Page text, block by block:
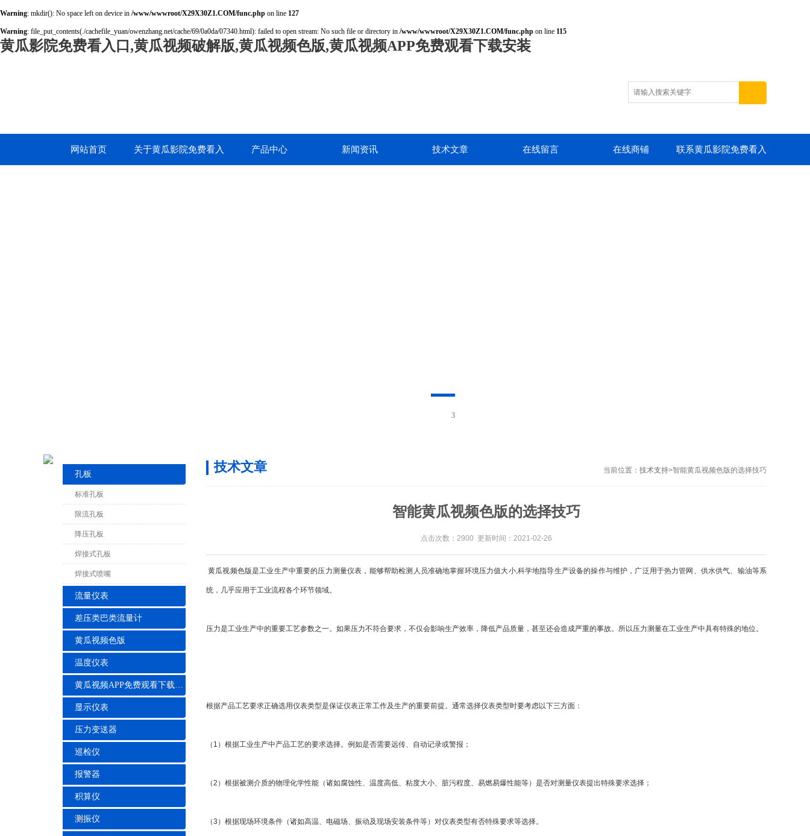
Warning: mkdir(): No space left on device in /www/wwwroot/X29X30Z1.COM/func.php on line 127
Warning: file_put_contents(./cachefile_yuan/owenzhang.net/cache/69/0a0da/07340.html): failed to open stream: No such file or directory in /www/wwwroot/X29X30Z1.COM/func.php on line 115
黄瓜影院免费看入口,黄瓜视频破解版,黄瓜视频色版,黄瓜视频APP免费观看下载安装
网站首页 关于黄瓜影院免费看入 产品中心 新闻资讯 技术文章 在线留言 在线商铺 联系黄瓜影院免费看入
孔板
标准孔板
限流孔板
降压孔板
焊接式孔板
焊接式喷嘴
流量仪表
差压类巴类流量计
黄瓜视频色版
温度仪表
黄瓜视频APP免费观看下载安装
显示仪表
压力变送器
巡检仪
报警器
积算仪
测振仪
当前位置： 技术支持>智能黄瓜视频色版的选择技巧
技术文章
智能黄瓜视频色版的选择技巧
点击次数：2900 更新时间：2021-02-26
黄瓜视频色版是工业生产中重要的压力测量仪表，能够帮助检测人员准确地掌握环境压力值大小,科学地指导生产设备的操作与维护，广泛用于热力管网、供水供气、输油等系
统，几乎应用于工业流程各个环节领域。
压力是工业生产中的重要工艺参数之一。如果压力不符合要求，不仅会影响生产效率，降低产品质量，甚至还会造成严重的事故。所以压力测量在工业生产中具有特殊的地位。
根据产品工艺要求正确选用仪表类型是保证仪表正常工作及生产的重要前提。通常选择仪表类型时要考虑以下三方面：
（1）根据工业生产中产品工艺的要求选择。例如是否需要远传、自动记录或警报；
（2）根据被测介质的物理化学性能（诸如腐蚀性、温度高低、粘度大小、脏污程度、易燃易爆性能等）是否对测量仪表提出特殊要求选择；
（3）根据现场环境条件（诸如高温、电磁场、振动及现场安装条件等）对仪表类型有否特殊要求等选择。